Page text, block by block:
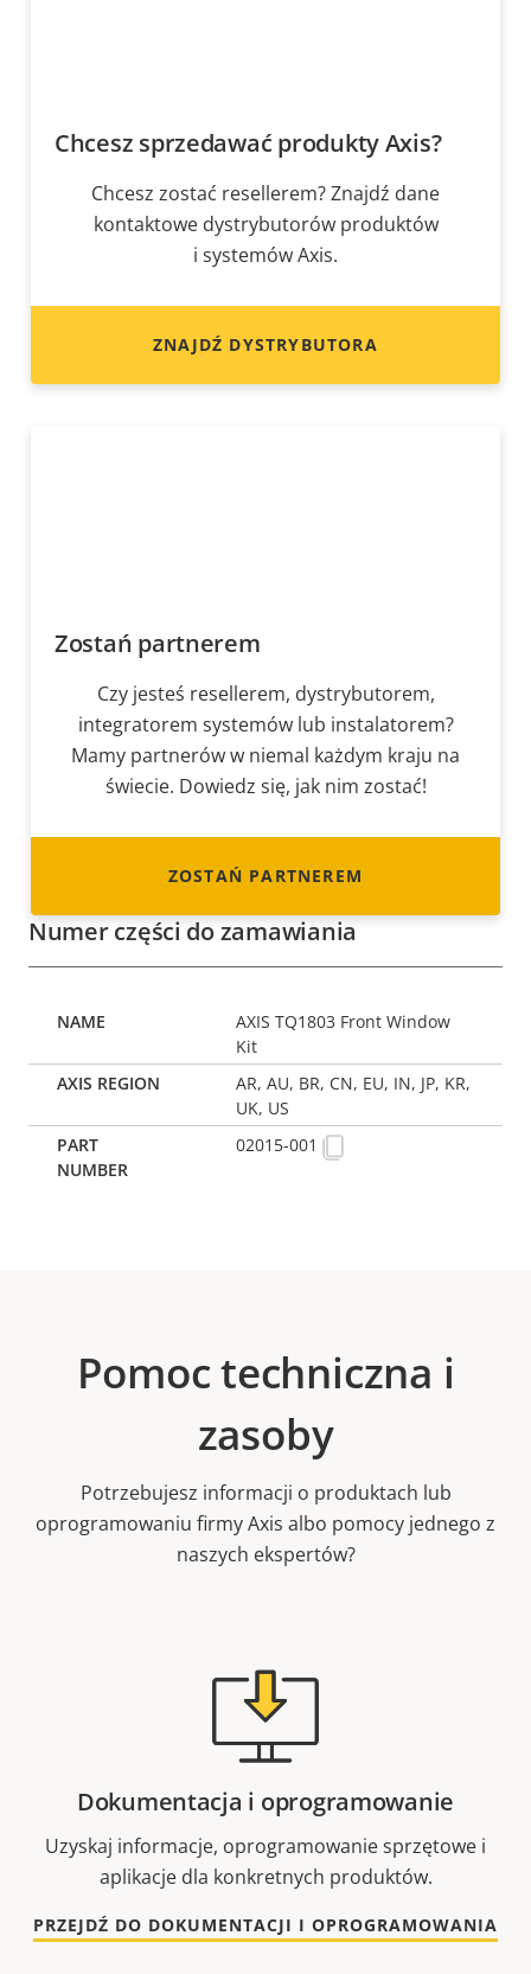
Chcesz sprzedawać produkty Axis?
Chcesz zostać resellerem? Znajdź dane
kontaktowe dystrybutorów produktów
i systemów Axis.
ZNAJDŹ DYSTRYBUTORA
Zostań partnerem
Czy jesteś resellerem, dystrybutorem,
integratorem systemów lub instalatorem?
Mamy partnerów w niemal każdym kraju na
świecie. Dowiedz się, jak nim zostać!
ZOSTAŃ PARTNEREM
Numer części do zamawiania
AXIS TQ1803 Front Window
Kit
AR, AU, BR, CN, EU, IN, JP, KR,
UK, US
02015-001
Pomoc techniczna i
zasoby
Potrzebujesz informacji o produktach lub
oprogramowaniu firmy Axis albo pomocy jednego z
naszych ekspertów?
Dokumentacja i oprogramowanie
Uzyskaj informacje, oprogramowanie sprzętowe i
aplikacje dla konkretnych produktów.
PRZEJDŹ DO DOKUMENTACJI I OPROGRAMOWANIA